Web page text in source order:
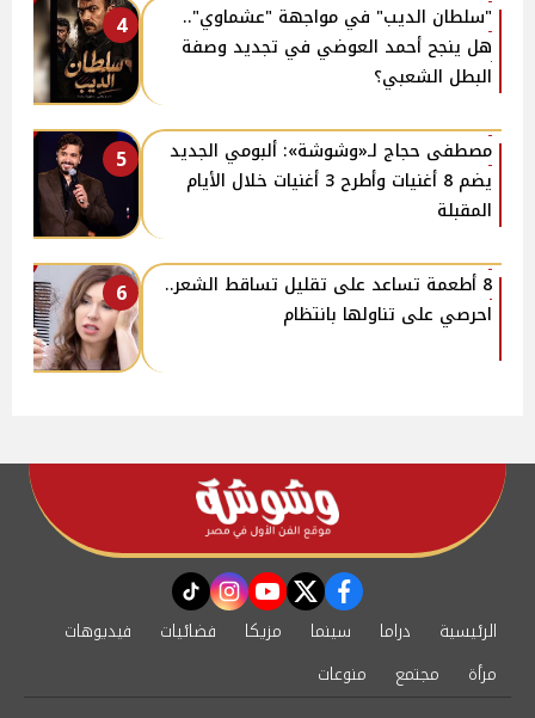
4
"سلطان الديب" في مواجهة "عشماوي"..
هل ينجح أحمد العوضي في تجديد وصفة
البطل الشعبي؟
5
مصطفى حجاج لـ«وشوشة»: ألبومي الجديد
يضم 8 أغنيات وأطرح 3 أغنيات خلال الأيام
المقبلة
6
8 أطعمة تساعد على تقليل تساقط الشعر..
احرصي على تناولها بانتظام
facebook
twitter
youtube
instagram
tiktok
الرئيسية دراما سينما مزيكا فضائيات
فيديوهات
مرأة
مجتمع
منوعات